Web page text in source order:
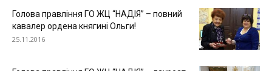
Голова правління ГО ЖЦ “НАДІЯ” – повний
кавалер ордена княгині Ольги!
25.11.2016